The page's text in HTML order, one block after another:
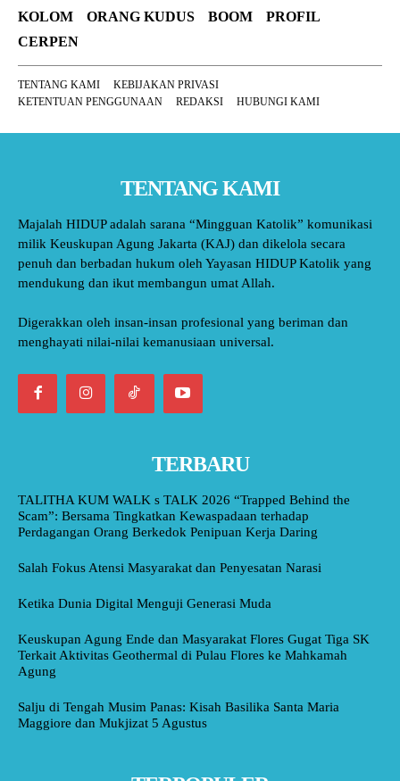
KOLOM
ORANG KUDUS BOOM
PROFIL
CERPEN
TENTANG KAMI
KEBIJAKAN PRIVASI
KETENTUAN PENGGUNAAN
REDAKSI HUBUNGI KAMI
TENTANG KAMI
Majalah HIDUP adalah sarana “Mingguan Katolik” komunikasi
milik Keuskupan Agung Jakarta (KAJ) dan dikelola secara
penuh dan berbadan hukum oleh Yayasan HIDUP Katolik yang
mendukung dan ikut membangun umat Allah.
Digerakkan oleh insan-insan profesional yang beriman dan
menghayati nilai-nilai kemanusiaan universal.
TERBARU
TALITHA KUM WALK s TALK 2026 “Trapped Behind the
Scam”: Bersama Tingkatkan Kewaspadaan terhadap
Perdagangan Orang Berkedok Penipuan Kerja Daring
Salah Fokus Atensi Masyarakat dan Penyesatan Narasi
Ketika Dunia Digital Menguji Generasi Muda
Keuskupan Agung Ende dan Masyarakat Flores Gugat Tiga SK
Terkait Aktivitas Geothermal di Pulau Flores ke Mahkamah
Agung
Salju di Tengah Musim Panas: Kisah Basilika Santa Maria
Maggiore dan Mukjizat 5 Agustus